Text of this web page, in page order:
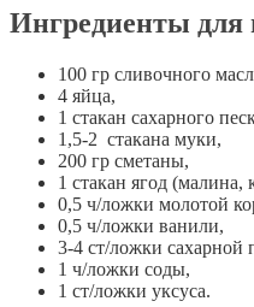
Ингредиенты
100 гр сливочного
4 яйца,
1 стакан сахарного
1,5-2 стакана муки,
200 гр сметаны,
1 стакан ягод (малина,
0,5 ч/ложки молотой
0,5 ч/ложки ванили,
3-4 ст/ложки сахарной
1 ч/ложки соды,
1 ст/ложки уксуса.